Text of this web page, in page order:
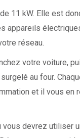
11 kW. Elle est
appareils
réseau.
votre voiture,
au four.
et il vous en
devrez utiliser